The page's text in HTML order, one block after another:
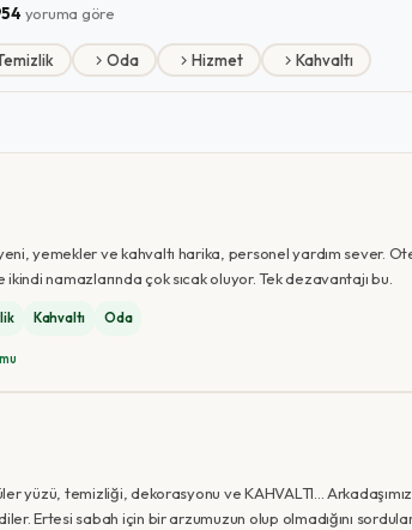
yoruma göre
Oda Hizmet Kahvaltı
yemekler ve kahvaltı harika, personel yardım sever.
namazlarında çok sıcak oluyor. Tek dezavantajı bu.
Kahvaltı Oda
yüzü, temizliği, dekorasyonu ve KAHVALTI...
Ertesi sabah için bir arzumuzun olup olmadığını